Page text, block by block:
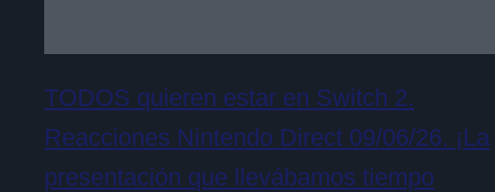
TODOS quieren estar en Switch 2.
Reacciones Nintendo Direct 09/06/26. ¡La
presentación que llevábamos tiempo